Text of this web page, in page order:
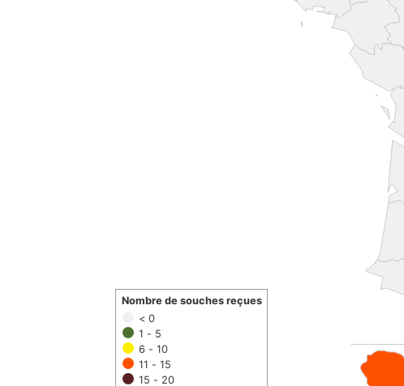
< 0
1 - 5
6 - 10
11 - 15
15 - 20
Nombre de souches reçues